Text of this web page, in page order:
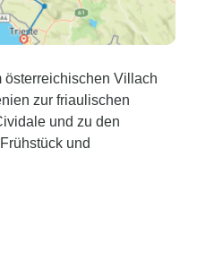
österreichischen Villach
zur friaulischen
und zu den
und